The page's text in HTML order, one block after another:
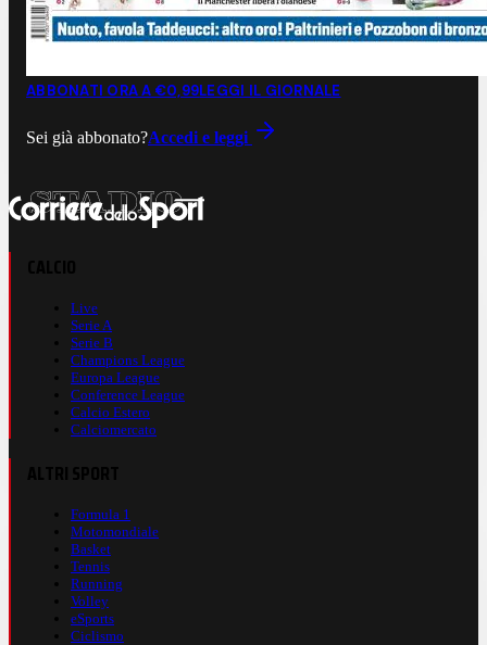
ABBONATI ORA A €0,99LEGGI IL GIORNALE
Sei già abbonato?Accedi e leggi
Live
Serie A
Serie B
Champions League
Europa League
Conference League
Calcio Estero
Calciomercato
Formula 1
Motomondiale
Basket
Tennis
Running
Volley
eSports
Ciclismo